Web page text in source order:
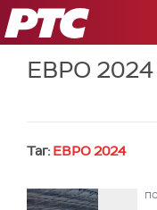
РТС
ЕВРО 2024
Таг: ЕВРО 2024